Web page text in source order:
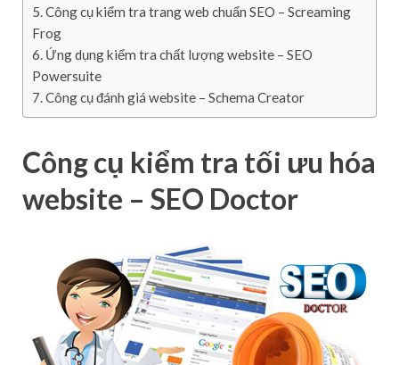
Công cụ kiểm tra trang web chuẩn SEO – Screaming
Frog
Ứng dụng kiểm tra chất lượng website – SEO
Powersuite
Công cụ đánh giá website – Schema Creator
Công cụ kiểm tra tối ưu hóa
website – SEO Doctor